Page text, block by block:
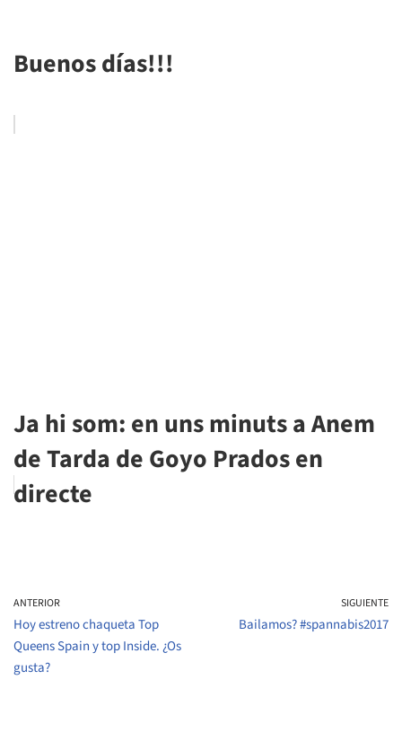
Buenos días!!!
Ja hi som: en uns minuts a Anem
de Tarda de Goyo Prados en
directe
ANTERIOR
Hoy estreno chaqueta Top
Queens Spain y top Inside. ¿Os
gusta?
SIGUIENTE
Bailamos? #spannabis2017